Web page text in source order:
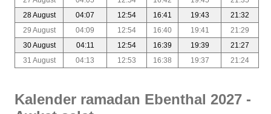
28 August
04:07 12:54 16:41 19:43
21:32
29 August
04:09 12:54 16:40 19:41
21:29
30 August
04:11 12:54 16:39 19:39
21:27
31 August
04:13 12:53 16:38 19:37 21:24
Kalender ramadan Ebenthal 2027 -